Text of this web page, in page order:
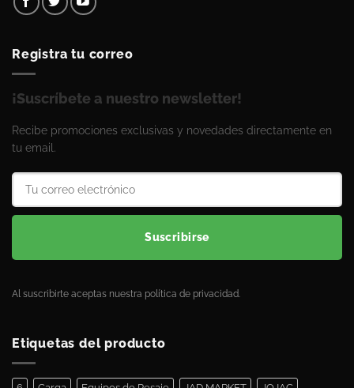
Registra tu correo
¡Suscríbete a nuestro newsletter!
Recibe promociones exclusivas y novedades directamente en
tu email.
Suscribirse
Al suscribirte aceptas nuestra política de privacidad.
Etiquetas del producto